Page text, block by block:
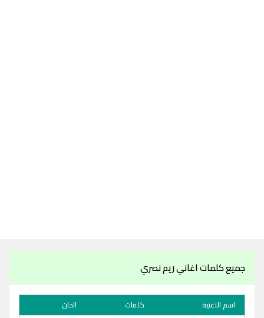
جميع كلمات اغاني ريم نصري
اسم الاغنية كلمات الحان